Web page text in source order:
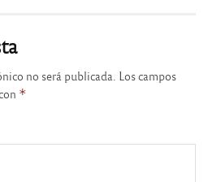
no será publicada. Los campos
*